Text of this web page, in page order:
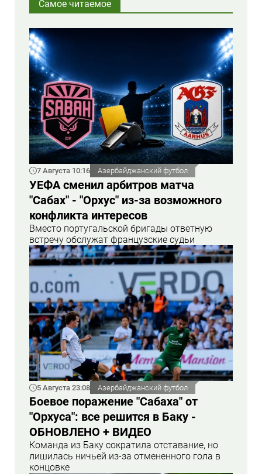
Самое читаемое
7 Августа 10:16 Азербайджанский футбол
УЕФА сменил арбитров матча
"Сабах" - "Орхус" из-за возможного
конфликта интересов
Вместо португальской бригады ответную
встречу обслужат французские судьи
5 Августа 23:08 Азербайджанский футбол
Боевое поражение "Сабаха" от
"Орхуса": все решится в Баку -
ОБНОВЛЕНО + ВИДЕО
Команда из Баку сократила отставание, но
лишилась ничьей из-за отмененного гола в
концовке